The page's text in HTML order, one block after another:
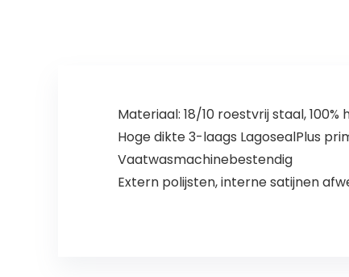
Materiaal: 18/10 roestvrij staal, 100%
Hoge dikte 3-laags LagosealPlus
Vaatwasmachinebestendig
Extern polijsten, interne satijnen